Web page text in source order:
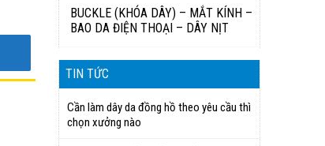
BUCKLE (KHÓA DÂY) – MẮT KÍNH –
BAO DA ĐIỆN THOẠI – DÂY NỊT
TIN TỨC
Cần làm dây da đồng hồ theo yêu cầu thì
chọn xưởng nào